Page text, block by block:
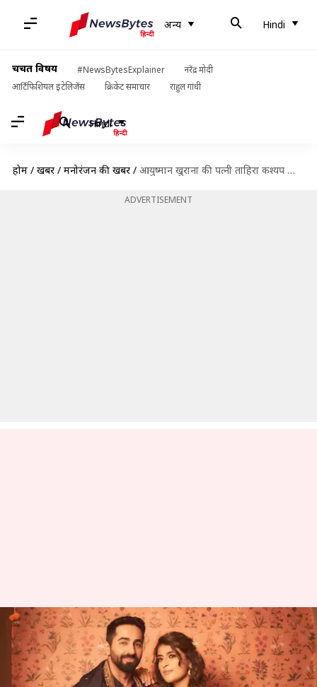
अन्य Hindi
चर्चित विषय #NewsBytesExplainer
नरेंद्र मोदी
आर्टिफिशियल इंटेलिजेंस
क्रिकेट समाचार राहुल गांधी
Hindi
होम / खबरें / मनोरंजन की खबरें / आयुष्मान खुराना की पत्नी ताहिरा कश्यप को दोबारा हुआ कैंसर, लिखा- मेरे लिए दूसरा चरण है
ADVERTISEMENT
आयुष्मान खुराना की पत्नी ताहिरा
कश्यप को दोबारा हुआ कैंसर, लिखा-
मेरे लिए दूसरा चरण है